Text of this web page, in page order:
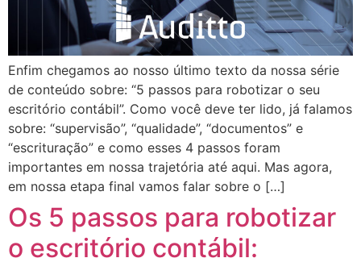
Enfim chegamos ao nosso último texto da nossa série
de conteúdo sobre: “5 passos para robotizar o seu
escritório contábil”. Como você deve ter lido, já falamos
sobre: “supervisão”, “qualidade”, “documentos” e
“escrituração” e como esses 4 passos foram
importantes em nossa trajetória até aqui. Mas agora,
em nossa etapa final vamos falar sobre o […]
Os 5 passos para robotizar
o escritório contábil: